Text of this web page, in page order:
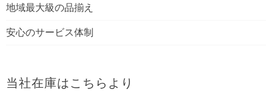
地域最大級の品揃え
安心のサービス体制
当社在庫はこちらより